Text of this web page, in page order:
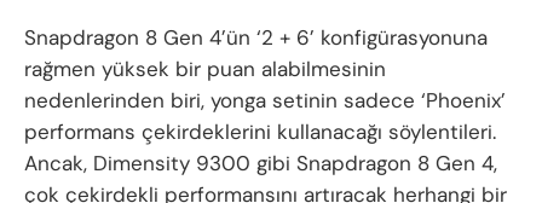
Snapdragon 8 Gen 4’ün ‘2 + 6’ konfigürasyonuna
rağmen yüksek bir puan alabilmesinin
nedenlerinden biri, yonga setinin sadece ‘Phoenix’
performans çekirdeklerini kullanacağı söylentileri.
Ancak, Dimensity 9300 gibi Snapdragon 8 Gen 4,
çok çekirdekli performansını artıracak herhangi bir